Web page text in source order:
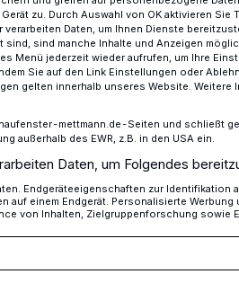
zur Brandursache
Mitte
Juni, wurde der Leitstelle
Bus an der
zu. Durch Auswahl von OK aktivieren
verarbeiten Daten, um Ihnen Dienste
sind, sind manche Inhalte und Anzeigen
Menü jederzeit wieder aufrufen, um Ihre
Sie auf den Link Einstellungen oder
gelten innerhalb unseres Website. Weitere
mettmann.de-Seiten und schließt
außerhalb des EWR, z.B. in den USA ein.
Daten, um Folgendes
Endgeräteeigenschaften zur Identifikation
auf einem Endgerät. Personalisierte Werbung
von Inhalten, Zielgruppenforschung sowie